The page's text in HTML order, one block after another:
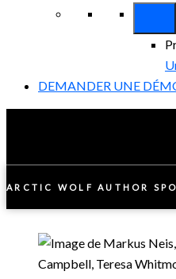
DEMANDER UNE
ARCTIC WOLF AUTHOR